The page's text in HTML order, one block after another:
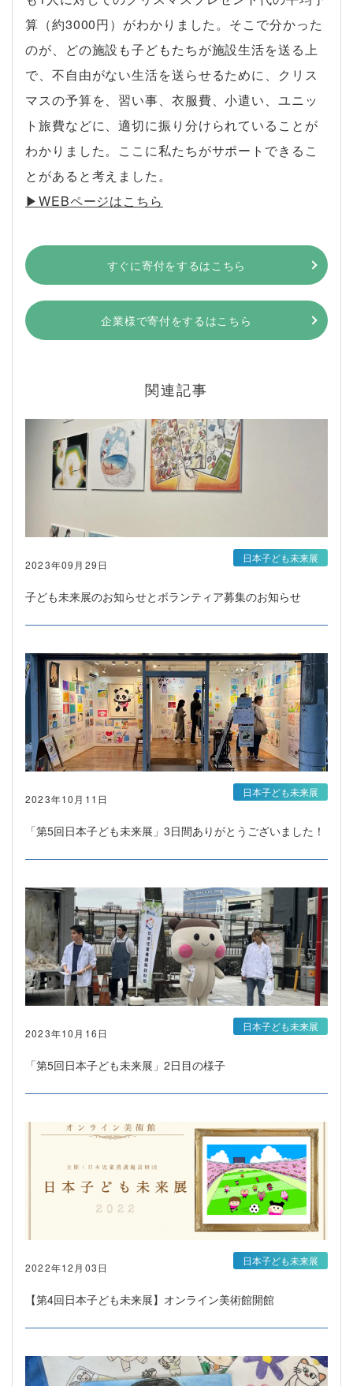
算（約3000円）がわかりました。そこで分かった
のが、どの施設も子どもたちが施設生活を送る上
で、不自由がない生活を送らせるために、クリス
マスの予算を、習い事、衣服費、小遣い、ユニッ
ト旅費などに、適切に振り分けられていることが
わかりました。ここに私たちがサポートできるこ
とがあると考えました。
▶︎WEBページはこちら
すぐに寄付をするはこちら
企業様で寄付をするはこちら
関連記事
2023年09月29日
子ども未来展のお知らせとボランティア募集のお知らせ
日本子ども未来展
2023年10月11日
「第5回日本子ども未来展」3日間ありがとうございました！
日本子ども未来展
2023年10月16日
「第5回日本子ども未来展」2日目の様子
日本子ども未来展
2022年12月03日
【第4回日本子ども未来展】オンライン美術館開館
日本子ども未来展